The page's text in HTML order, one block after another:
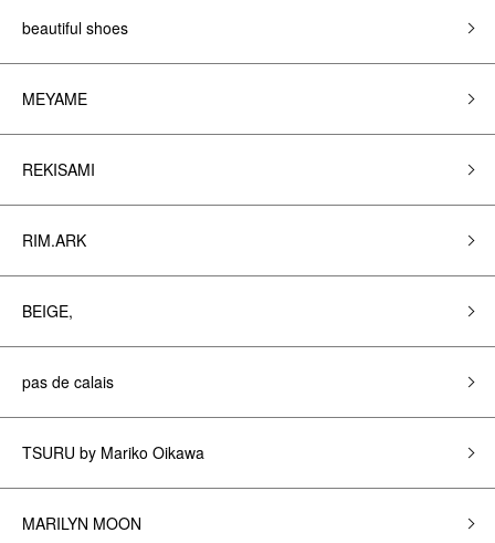
beautiful shoes
MEYAME
REKISAMI
RIM.ARK
BEIGE,
pas de calais
TSURU by Mariko Oikawa
MARILYN MOON